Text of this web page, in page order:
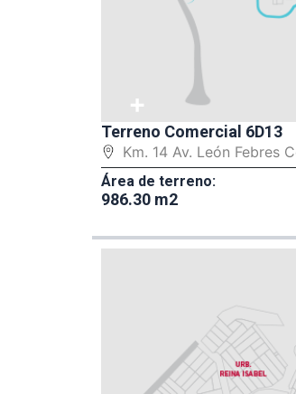
+
Terreno Comercial 6D13
Km. 14 Av. León Febres
Área de terreno:
986.30 m2